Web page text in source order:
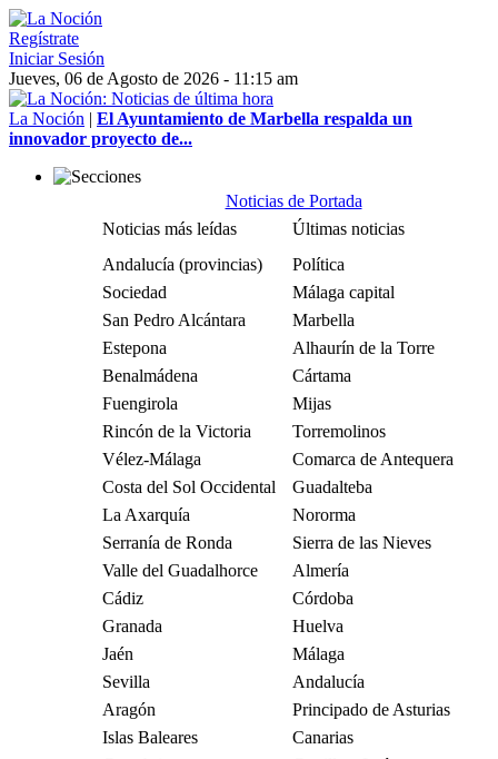
Regístrate
Iniciar Sesión
Jueves, 06 de Agosto de 2026 - 11:15 am
La Noción | El Ayuntamiento de Marbella respalda un
innovador proyecto de...
Noticias de Portada
Noticias más leídas
Últimas noticias
Andalucía (provincias)
Política
Sociedad
Málaga capital
San Pedro Alcántara
Marbella
Estepona
Alhaurín de la Torre
Benalmádena
Cártama
Fuengirola
Mijas
Rincón de la Victoria
Torremolinos
Vélez-Málaga
Comarca de Antequera
Costa del Sol Occidental
Guadalteba
La Axarquía
Nororma
Serranía de Ronda
Sierra de las Nieves
Valle del Guadalhorce
Almería
Cádiz
Córdoba
Granada
Huelva
Jaén
Málaga
Sevilla
Andalucía
Aragón
Principado de Asturias
Islas Baleares
Canarias